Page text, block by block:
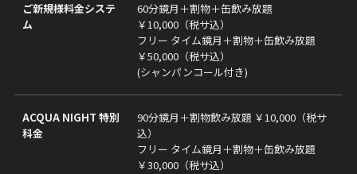
ご新規様料金システ
ム
60分鏡月＋割物＋缶飲み放題
￥10,000（税サ込）
フリー タイム鏡月＋割物＋缶飲み放題
￥50,000（税サ込）
(シャンパンコール付き)
ACQUA NIGHT 特別
科金
90分鏡月＋割物飲み放題 ￥10,000（税サ
込）
フリー タイム鏡月＋割物＋缶飲み放題
￥30,000（税サ込）